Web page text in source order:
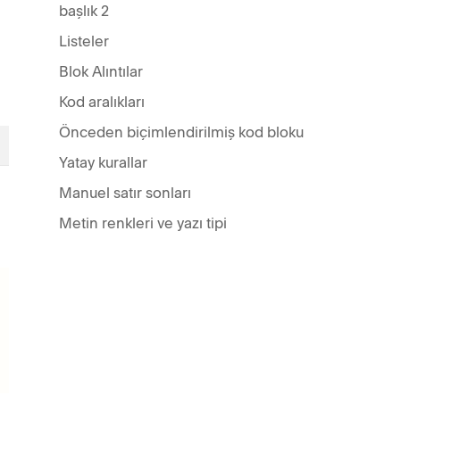
başlık 2
Listeler
Blok Alıntılar
Kod aralıkları
Önceden biçimlendirilmiş kod bloku
Yatay kurallar
Manuel satır sonları
Metin renkleri ve yazı tipi